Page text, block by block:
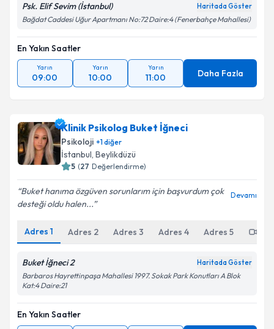
Psk. Elif Sevim (İstanbul) Haritada Göster
Bağdat Caddesi Uğur Apartmanı No:72 Daire:4 (Fenerbahçe Mahallesi)
En Yakın Saatler
Yarın
09:00
Yarın
10:00
Yarın
11:00 Daha Fazla
Klinik Psikolog Buket İğneci
Psikoloji +1diğer
İstanbul, Beylikdüzü
5 (27 Değerlendirme)
Buket hanıma özgüven sorunlarım için başvurdum çok
desteği oldu halen...
Devamı
Adres 1 Adres 2 Adres 3 Adres 4 Adres 5
Buket İğneci 2 Haritada Göster
Barbaros Hayrettinpaşa Mahallesi 1997. Sokak Park Konutları A Blok
Kat:4 Daire:21
En Yakın Saatler